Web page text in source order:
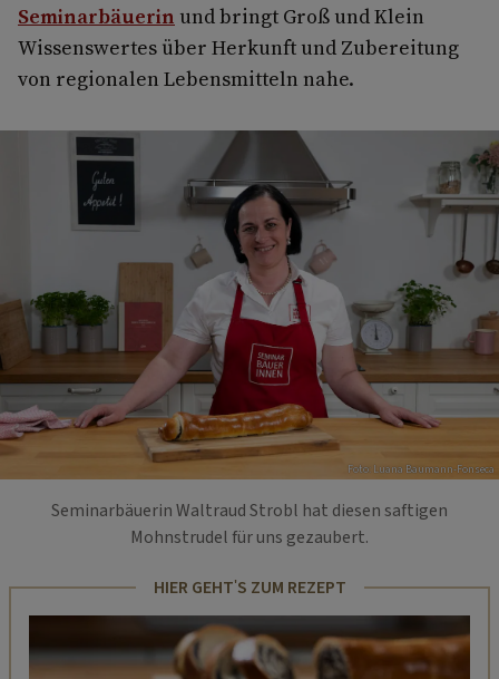
Seminarbäuerin und bringt Groß und Klein
Wissenswertes über Herkunft und Zubereitung
von regionalen Lebensmitteln nahe.
Foto: Luana Baumann-Fonseca
Seminarbäuerin Waltraud Strobl hat diesen saftigen
Mohnstrudel für uns gezaubert.
HIER GEHT'S ZUM REZEPT